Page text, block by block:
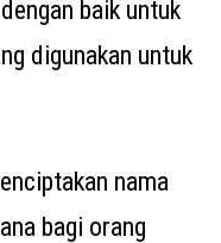
baik untuk
digunakan untuk
nama
bagi orang